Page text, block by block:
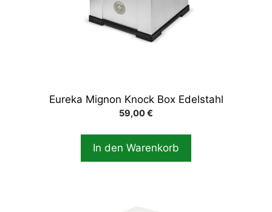
Eureka Mignon Knock Box Edelstahl
59,00€
In den Warenkorb